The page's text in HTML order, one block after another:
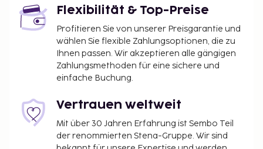
Flexibilität & Top-Preise
Profitieren Sie von unserer Preisgarantie und
wählen Sie flexible Zahlungsoptionen, die zu
Ihnen passen. Wir akzeptieren alle gängigen
Zahlungsmethoden für eine sichere und
einfache Buchung.
Vertrauen weltweit
Mit über 30 Jahren Erfahrung ist Sembo Teil
der renommierten Stena-Gruppe. Wir sind